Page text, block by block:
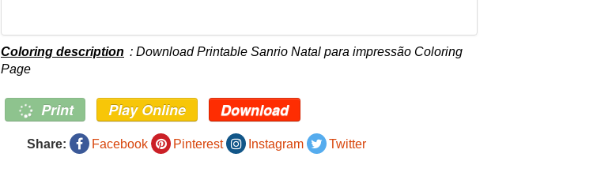
Coloring description : Download Printable Sanrio Natal para impressão Coloring
Page
Print Play Online Download
Share: Facebook Pinterest Instagram Twitter